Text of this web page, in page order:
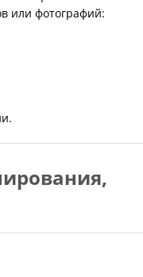
или фотографий: